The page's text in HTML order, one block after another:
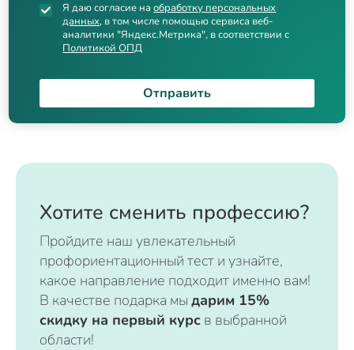
Я даю согласие наобработку персональных
данных, в том числе помощью сервиса веб-
аналитики "Яндекс.Метрика", в соответствии с
Политикой ОПД
Отправить
Хотите сменить профессию?
Пройдите наш увлекательный
профориентационный тест и узнайте,
какое направление подходит именно вам!
В качестве подарка мы дарим 15%
скидку на первый курс в выбранной
области!